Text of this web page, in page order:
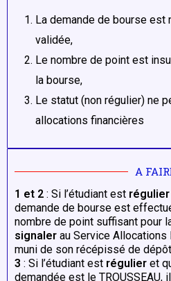
La demande de bourse est
validée,
Le nombre de point est
la bourse,
Le statut (non régulier) ne
allocations financières
A
1 et 2 : Si l’étudiant est régulier
demande de bourse est
nombre de point suffisant pour
signaler au Service Allocations
muni de son récépissé de
3 : Si l’étudiant est régulier et
demandée est le TROUSSEAU,